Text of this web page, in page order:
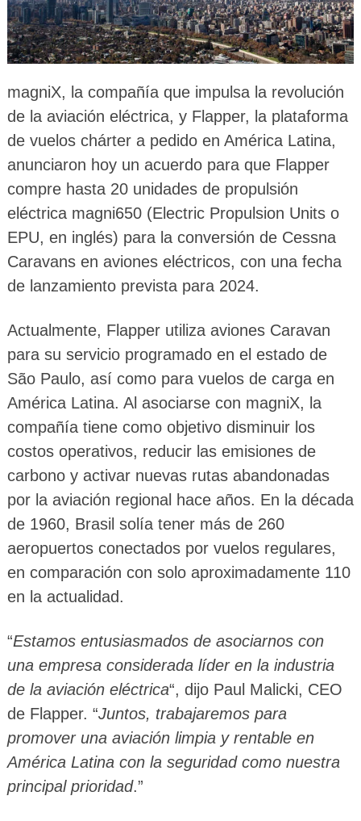
magniX, la compañía que impulsa la revolución
de la aviación eléctrica, y Flapper, la plataforma
de vuelos chárter a pedido en América Latina,
anunciaron hoy un acuerdo para que Flapper
compre hasta 20 unidades de propulsión
eléctrica magni650 (Electric Propulsion Units o
EPU, en inglés) para la conversión de Cessna
Caravans en aviones eléctricos, con una fecha
de lanzamiento prevista para 2024.
Actualmente, Flapper utiliza aviones Caravan
para su servicio programado en el estado de
São Paulo, así como para vuelos de carga en
América Latina. Al asociarse con magniX, la
compañía tiene como objetivo disminuir los
costos operativos, reducir las emisiones de
carbono y activar nuevas rutas abandonadas
por la aviación regional hace años. En la década
de 1960, Brasil solía tener más de 260
aeropuertos conectados por vuelos regulares,
en comparación con solo aproximadamente 110
en la actualidad.
“Estamos entusiasmados de asociarnos con
una empresa considerada líder en la industria
de la aviación eléctrica“, dijo Paul Malicki, CEO
de Flapper. “Juntos, trabajaremos para
promover una aviación limpia y rentable en
América Latina con la seguridad como nuestra
principal prioridad.”